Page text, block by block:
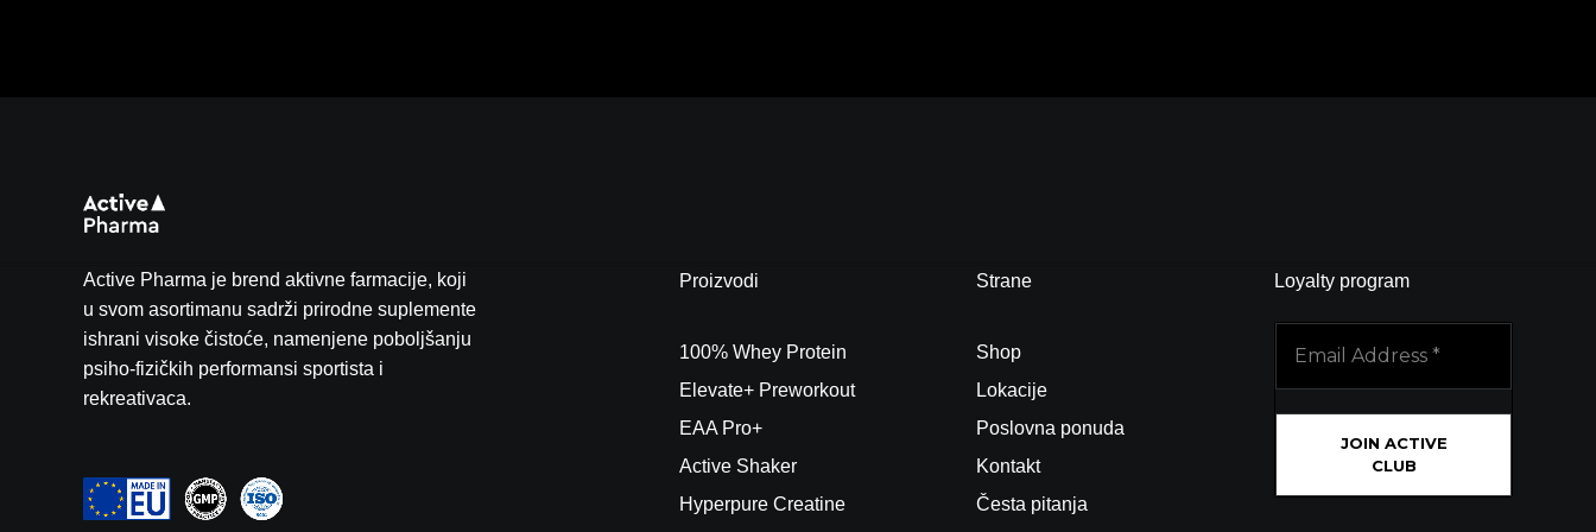
Active Pharma je brend aktivne farmacije, koji
u svom asortimanu sadrži prirodne suplemente
ishrani visoke čistoće, namenjene poboljšanju
psiho-fizičkih performansi sportista i
rekreativaca.
Proizvodi
100% Whey Protein
Elevate+ Preworkout
EAA Pro+
Active Shaker
Hyperpure Creatine
Strane
Shop
Lokacije
Poslovna ponuda
Kontakt
Česta pitanja
Loyalty program
Email
Address